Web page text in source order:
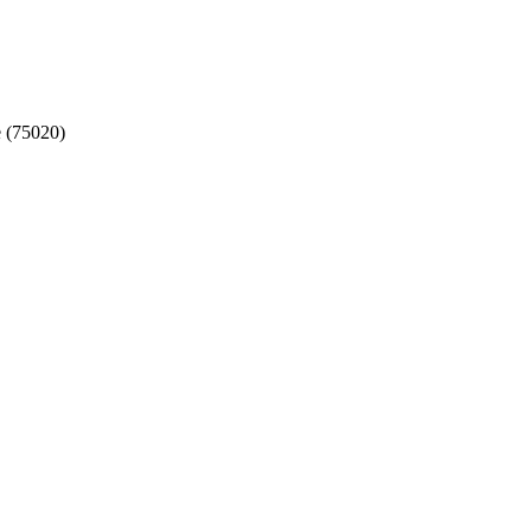
(75020)